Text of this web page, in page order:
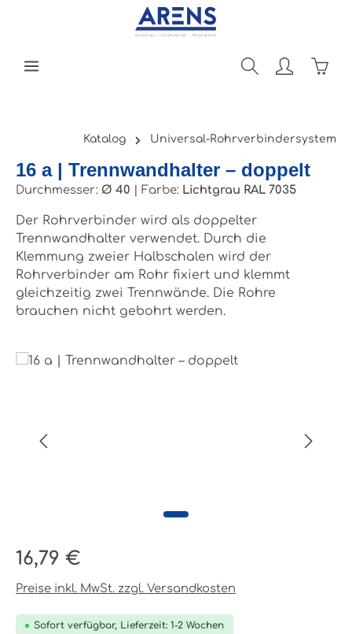
Zum Hauptinhalt springen
Katalog Universal-Rohrverbindersystem
16 a | Trennwandhalter – doppelt
Durchmesser: Ø 40 Farbe: Lichtgrau RAL 7035
Der Rohrverbinder wird als doppelter
Trennwandhalter verwendet. Durch die
Klemmung zweier Halbschalen wird der
Rohrverbinder am Rohr fixiert und klemmt
gleichzeitig zwei Trennwände. Die Rohre
brauchen nicht gebohrt werden.
Bildergalerie überspringen
Regulärer Preis:
16,79 €
Preise inkl. MwSt. zzgl. Versandkosten
Sofort verfügbar, Lieferzeit: 1-2 Wochen